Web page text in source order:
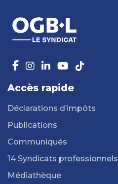
Accès rapide
Déclarations d’impôts
Publications
Communiqués
14 Syndicats professionnels
Médiathèque